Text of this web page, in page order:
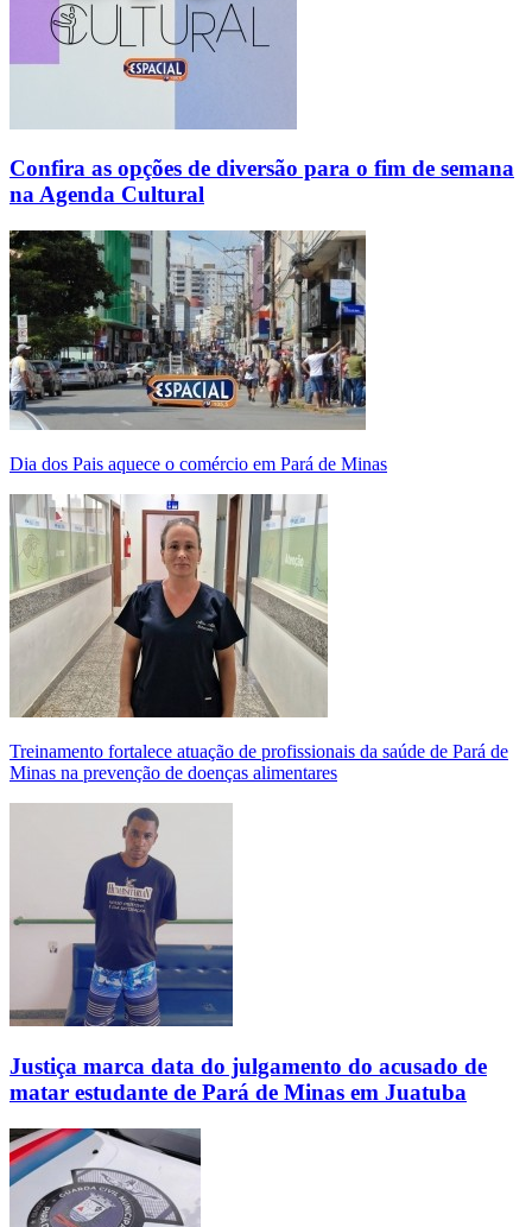
Confira as opções de diversão para o fim de semana
na Agenda Cultural
Dia dos Pais aquece o comércio em Pará de Minas
Treinamento fortalece atuação de profissionais da saúde de Pará de
Minas na prevenção de doenças alimentares
Justiça marca data do julgamento do acusado de
matar estudante de Pará de Minas em Juatuba